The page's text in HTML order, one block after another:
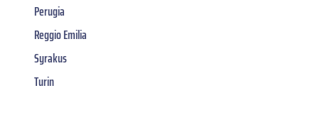
Perugia
Reggio Emilia
Syrakus
Turin